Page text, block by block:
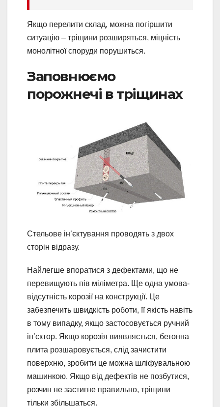
Якщо перелити склад, можна погіршити
ситуацію – тріщини розширяться, міцність
монолітної споруди порушиться.
Заповнюємо
порожнечі в тріщинах
Стельове ін’єктування проводять з двох
сторін відразу.
Найлегше впоратися з дефектами, що не
перевищують пів міліметра. Ще одна умова-
відсутність корозії на конструкції. Це
забезпечить швидкість роботи, її якість навіть
в тому випадку, якщо застосовується ручний
ін’єктор. Якщо корозія виявляється, бетонна
плита розшаровується, слід зачистити
поверхню, зробити це можна шліфувальною
машинкою. Якщо від дефектів не позбутися,
розчин не застигне правильно, тріщини
тільки збільшаться.